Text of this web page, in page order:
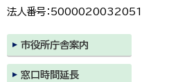
法人番号：5000020032051
市役所庁舎案内
窓口時間延長